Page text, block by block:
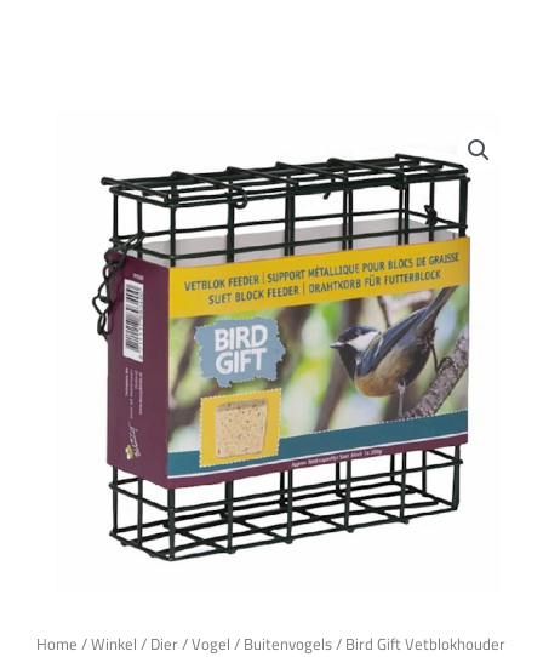
Home /Winkel / Dier /Vogel / Buitenvogels/ Bird Gift Vetblokhouder